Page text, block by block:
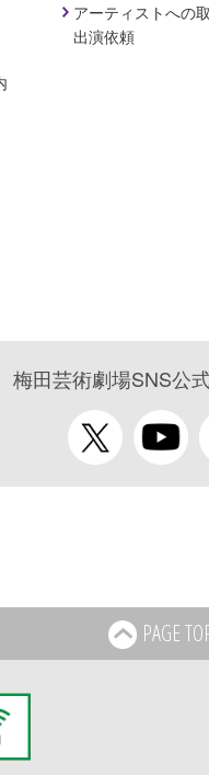
アーティストへの
出演依頼
梅田芸術劇場SNS公
PAGE